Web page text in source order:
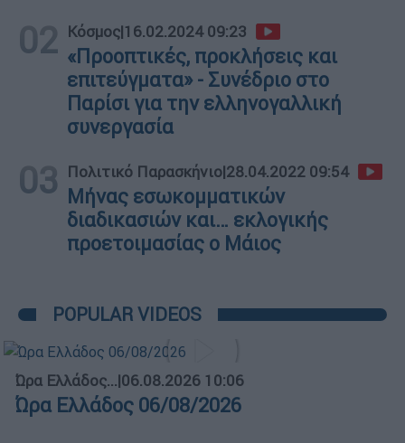
02 Κόσμος|16.02.2024 09:23
«Προοπτικές, προκλήσεις και
επιτεύγματα» - Συνέδριο στο
Παρίσι για την ελληνογαλλική
συνεργασία
03 Πολιτικό Παρασκήνιο|28.04.2022 09:54
Μήνας εσωκομματικών
διαδικασιών και… εκλογικής
προετοιμασίας ο Μάιος
POPULAR VIDEOS
Ώρα Ελλάδος...|06.08.2026 10:06
Ώρα Ελλάδος 06/08/2026